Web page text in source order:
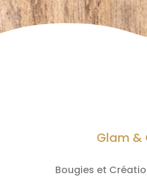
Glam &
Bougies et